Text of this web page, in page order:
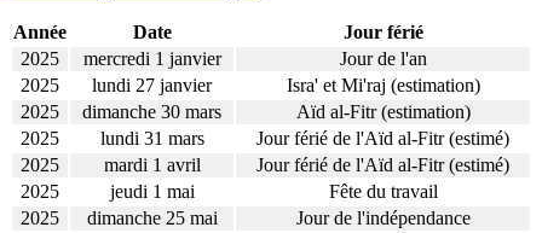
Année Date
Jour férié
2025
mercredi 1 janvier
Jour de l'an
2025
lundi 27 janvier
Isra' et Mi'raj (estimation)
2025
dimanche 30 mars
Aïd al-Fitr (estimation)
2025
lundi 31 mars
Jour férié de l'Aïd al-Fitr (estimé)
2025
mardi 1 avril
Jour férié de l'Aïd al-Fitr (estimé)
2025
jeudi 1 mai
Fête du travail
2025
dimanche 25 mai
Jour de l'indépendance